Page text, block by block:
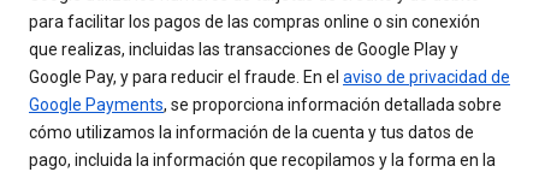
para facilitar los pagos de las compras online o sin conexión
que realizas, incluidas las transacciones de Google Play y
Google Pay, y para reducir el fraude. En el aviso de privacidad de
Google Payments, se proporciona información detallada sobre
cómo utilizamos la información de la cuenta y tus datos de
pago, incluida la información que recopilamos y la forma en la